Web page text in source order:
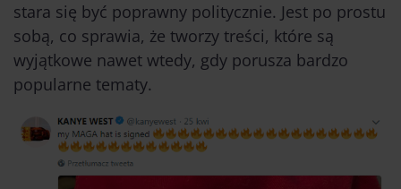
stara się być poprawny politycznie. Jest po prostu
sobą, co sprawia, że tworzy treści, które są
wyjątkowe nawet wtedy, gdy porusza bardzo
popularne tematy.